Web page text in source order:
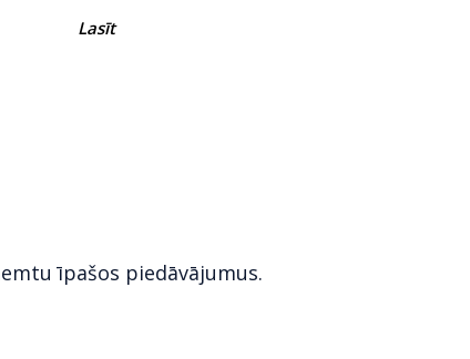
Lasīt
īpašos piedāvājumus.